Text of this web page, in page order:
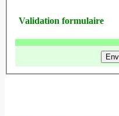
Validation formulaire